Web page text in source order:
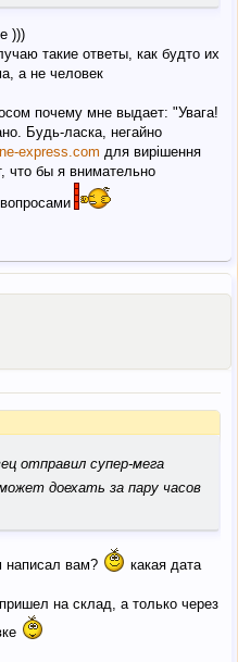
)))
такие ответы, как будто их
а не человек
почему мне выдает: "Увага!
Будь-ласка, негайно
express.com для вирішення
что бы я внимательно
отправил супер-мега
доехать за пару часов
написал вам?
какая дата
на склад, а только через